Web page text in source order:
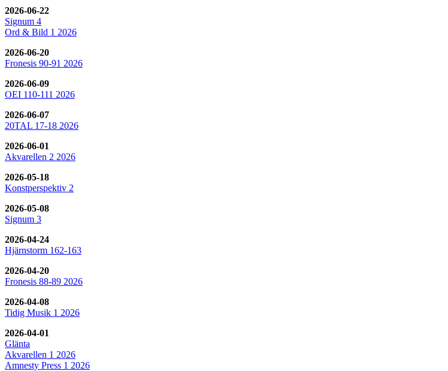
2026-06-22
Signum 4
Ord & Bild 1 2026
2026-06-20
Fronesis 90-91 2026
2026-06-09
OEI 110-111 2026
2026-06-07
20TAL 17-18 2026
2026-06-01
Akvarellen 2 2026
2026-05-18
Konstperspektiv 2
2026-05-08
Signum 3
2026-04-24
Hjärnstorm 162-163
2026-04-20
Fronesis 88-89 2026
2026-04-08
Tidig Musik 1 2026
2026-04-01
Glänta
Akvarellen 1 2026
Amnesty Press 1 2026